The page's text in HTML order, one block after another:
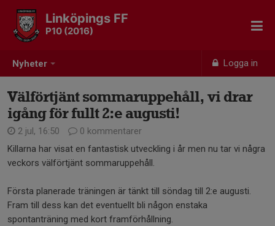
Nyheter Logga in
Linköpings FF
P10 (2016)
Välförtjänt sommaruppehåll, vi drar
igång för fullt 2:e augusti!
2 jul, 16:50
0 kommentarer
Killarna har visat en fantastisk utveckling i år men nu tar vi några
veckors välförtjänt sommaruppehåll.
Första planerade träningen är tänkt till söndag till 2:e augusti.
Fram till dess kan det eventuellt bli någon enstaka
spontanträning med kort framförhållning.